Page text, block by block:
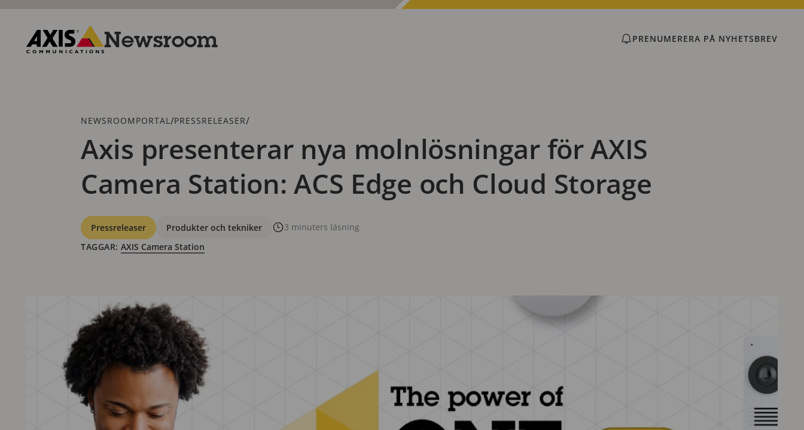
Hoppa
huvudinnehållet
Newsroom PRENUMERERA PÅ NYHETSBREV
Länkstig
NEWSROOMPORTAL /PRESSRELEASER/
Axis presenterar nya molnlösningar för AXIS
Camera Station: ACS Edge och Cloud Storage
Kategorier
Pressreleaser Produkter och tekniker
3 minuters läsning
TAGGAR: AXIS Camera Station